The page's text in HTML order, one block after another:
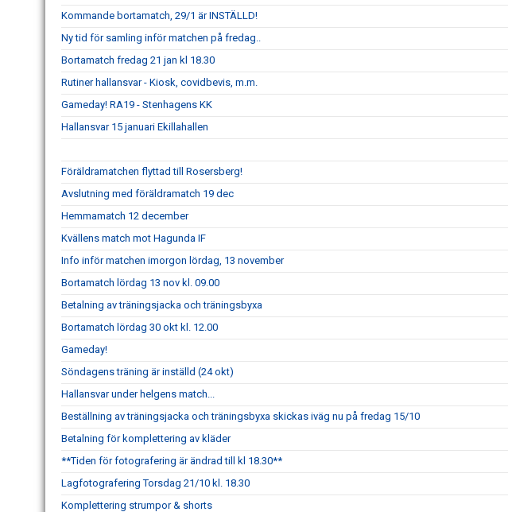
Kommande bortamatch, 29/1 är INSTÄLLD!
Ny tid för samling inför matchen på fredag..
Bortamatch fredag 21 jan kl 18.30
Rutiner hallansvar - Kiosk, covidbevis, m.m.
Gameday! RA19 - Stenhagens KK
Hallansvar 15 januari Ekillahallen
Föräldramatchen flyttad till Rosersberg!
Avslutning med föräldramatch 19 dec
Hemmamatch 12 december
Kvällens match mot Hagunda IF
Info inför matchen imorgon lördag, 13 november
Bortamatch lördag 13 nov kl. 09.00
Betalning av träningsjacka och träningsbyxa
Bortamatch lördag 30 okt kl. 12.00
Gameday!
Söndagens träning är inställd (24 okt)
Hallansvar under helgens match...
Beställning av träningsjacka och träningsbyxa skickas iväg nu på fredag 15/10
Betalning för komplettering av kläder
**Tiden för fotografering är ändrad till kl 18.30**
Lagfotografering Torsdag 21/10 kl. 18.30
Komplettering strumpor & shorts